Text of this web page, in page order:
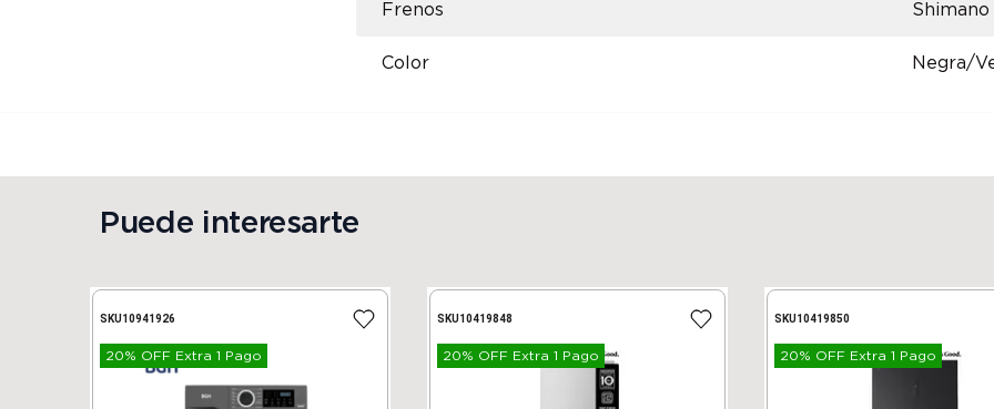
Frenos Shimano
Color Negra/
Puede interesarte
SKU10941926
20% OFF Extra 1 Pago
SKU10419848
20% OFF Extra 1 Pago
SKU10419850
20% OFF Extra 1 Pago